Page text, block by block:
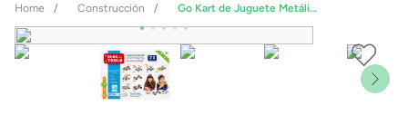
Construcción Go Kart de Juguete Metálico para Armar